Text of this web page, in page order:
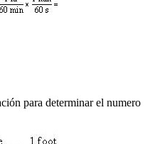
para determinar el numero